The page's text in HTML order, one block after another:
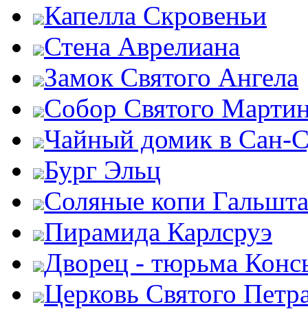
Капелла Скровеньи
Стена Аврелиана
Замок Святого Ангела
Собор Святого
Чайный домик в Сан-
Бург Эльц
Соляные копи
Пирамида Карлсруэ
Дворец - тюрьма
Церковь Святого